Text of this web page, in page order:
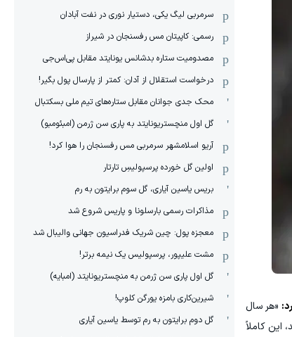
«هر سال
این کاملاً
سرمربی لیگ یکی، دستیار نوری در نفت آبادان
رسمی: کاپیتان مس رفسنجان در شیراز
مصدومیت ستاره بدشانس یونایتد مقابل پی‌اس‌جی
درخواست استقلال از آدان: کمتر از پارسال پول بگیر!
محک جدی ‌جوانان مقابل ستاره‌های تیم ملی بسکتبال
گل اول منچستریونایتد به پاری سن ژرمن (امبئومبو)
آریو اسلامشهر سرمربی مس رفسنجان را هوا کرد!
اولین گل خورده پرسپولیسِ تارتار
بریس یاسین آیاری، گل سوم برایتون به رم
مذاکرات رسمی بارسلونا و پاریس شروع شد
معجزه پول: چین شریک فدراسیون جهانی والیبال شد
مشت علیپور، پرسپولیس یک نیمه برتر!
گل اول پاری سن ژرمن به منچستریونایتد (امبایه)
شیرین‌کاری بامزه یورگن کلوپ!
گل دوم برایتون به رم توسط یاسین آیاری